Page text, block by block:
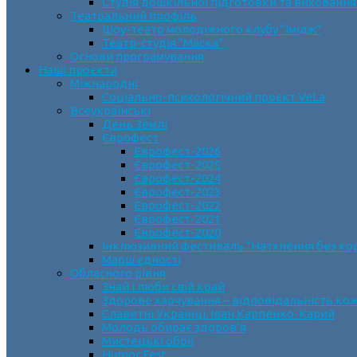
Театральний профіль
Шоу-театр молодіжного клубу “Імідж”
Театр-студія “Маска”
Основи програмування
Наші проєкти
Міжнародні
Соціально-психологічний проєкт VeLa
Всеукраїнські
День Землі
Єврофест
Єврофест-2026
Єврофест-2025
Єврофест-2024
Єврофест-2023
Єврофест-2022
Єврофест-2021
Єврофест-2020
Інклюзивний фестиваль “Натхнення без
Марш єдності
Обласного рівня
Знай і люби свій край
Здорове харчування – відповідальність
Славетні Українці. Іван Карпенко-Карий
Молодь обирає здоров’я
Мистецькі обрії
Humor Fest